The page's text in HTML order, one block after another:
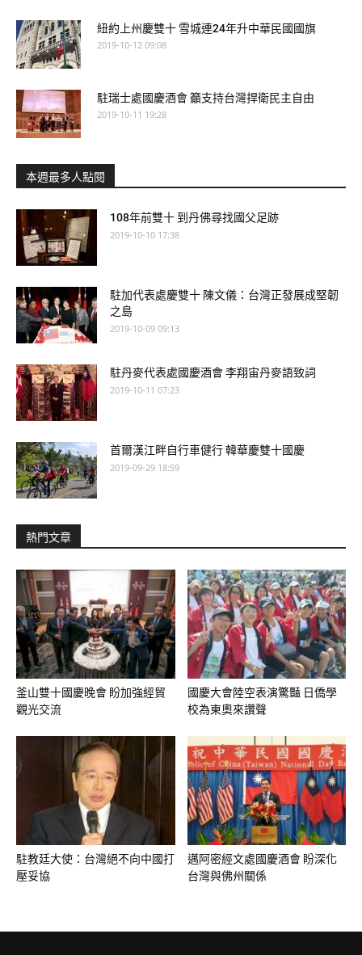
紐約上州慶雙十 雪城連24年升中華民國國旗
2019-10-12 09:08
駐瑞士處國慶酒會 籲支持台灣捍衛民主自由
2019-10-11 19:28
本週最多人點閱
108年前雙十 到丹佛尋找國父足跡
2019-10-10 17:38
駐加代表處慶雙十 陳文儀：台灣正發展成堅韌
之島
2019-10-09 09:13
駐丹麥代表處國慶酒會 李翔宙丹麥語致詞
2019-10-11 07:23
首爾漢江畔自行車健行 韓華慶雙十國慶
2019-09-29 18:59
熱門文章
釜山雙十國慶晚會 盼加強經貿
觀光交流
國慶大會陸空表演驚豔 日僑學
校為東奧來讚聲
駐教廷大使：台灣絕不向中國打
壓妥協
邁阿密經文處國慶酒會 盼深化
台灣與佛州關係